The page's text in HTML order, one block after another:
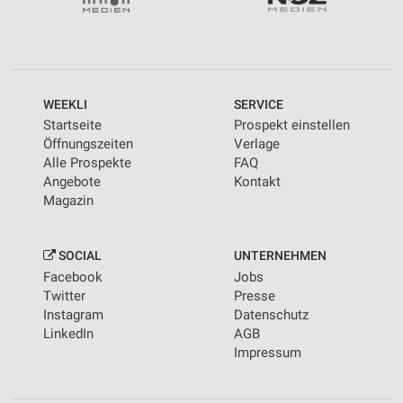
WEEKLI
Startseite
Öffnungszeiten
Alle Prospekte
Angebote
Magazin
SERVICE
Prospekt einstellen
Verlage
FAQ
Kontakt
SOCIAL
Facebook
Twitter
Instagram
LinkedIn
UNTERNEHMEN
Jobs
Presse
Datenschutz
AGB
Impressum
personalisierter Werbung
personalisierter Inhalte
Messung der Werbeleistung
Messung der Performance von Inhalten
Quellen
Entwicklung und Verbesserung der Angebote
Verwendung reduzierter Daten zur Auswahl von
Inhalten